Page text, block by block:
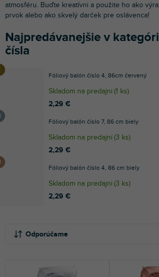
atmosféru. Buďte kreatívni a použite ho ako
prvok alebo ako skvelý darček pre oslávenca!
Najpredávanejšie v
čísla
Fóliový balón číslo 4, 86cm červený
Skladom na predajni (1 ks)
2,29 €
Fóliový balón číslo 7, 86 cm biely
Skladom na predajni (3 ks)
2,29 €
Fóliový balón číslo 4, 86 cm biely
Skladom na predajni (3 ks)
2,29 €
Odporúčame
NAJDRAHŠIE